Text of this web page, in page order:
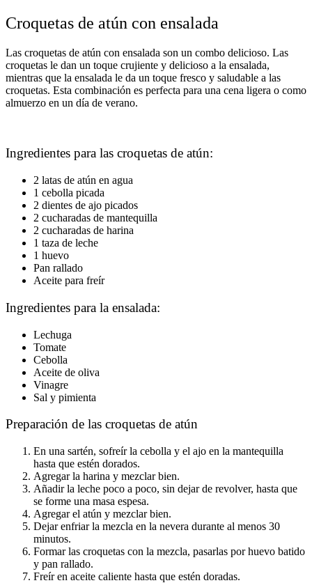
Croquetas de atún con ensalada
Las croquetas de atún con ensalada son un combo delicioso. Las
croquetas le dan un toque crujiente y delicioso a la ensalada,
mientras que la ensalada le da un toque fresco y saludable a las
croquetas. Esta combinación es perfecta para una cena ligera o como
almuerzo en un día de verano.
Ingredientes para las croquetas de atún:
2 latas de atún en agua
1 cebolla picada
2 dientes de ajo picados
2 cucharadas de mantequilla
2 cucharadas de harina
1 taza de leche
1 huevo
Pan rallado
Aceite para freír
Ingredientes para la ensalada:
Lechuga
Tomate
Cebolla
Aceite de oliva
Vinagre
Sal y pimienta
Preparación de las croquetas de atún
En una sartén, sofreír la cebolla y el ajo en la mantequilla
hasta que estén dorados.
Agregar la harina y mezclar bien.
Añadir la leche poco a poco, sin dejar de revolver, hasta que
se forme una masa espesa.
Agregar el atún y mezclar bien.
Dejar enfriar la mezcla en la nevera durante al menos 30
minutos.
Formar las croquetas con la mezcla, pasarlas por huevo batido
y pan rallado.
Freír en aceite caliente hasta que estén doradas.